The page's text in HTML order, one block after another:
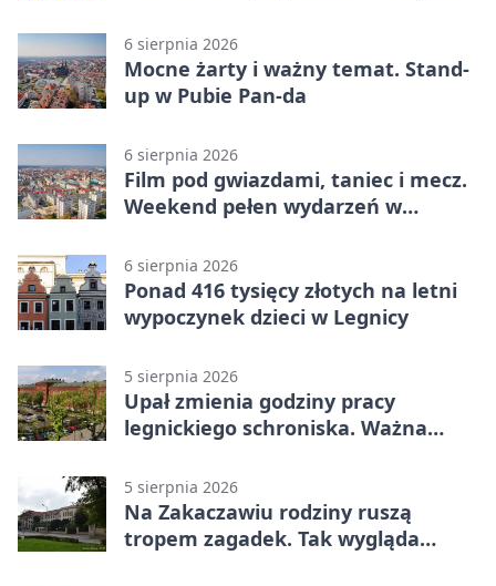
6 sierpnia 2026
Mocne żarty i ważny temat. Stand-
up w Pubie Pan-da
6 sierpnia 2026
Film pod gwiazdami, taniec i mecz.
Weekend pełen wydarzeń w
6 sierpnia 2026
Ponad 416 tysięcy złotych na letni
wypoczynek dzieci w Legnicy
5 sierpnia 2026
Upał zmienia godziny pracy
legnickiego schroniska. Ważna
5 sierpnia 2026
Na Zakaczawiu rodziny ruszą
tropem zagadek. Tak wygląda